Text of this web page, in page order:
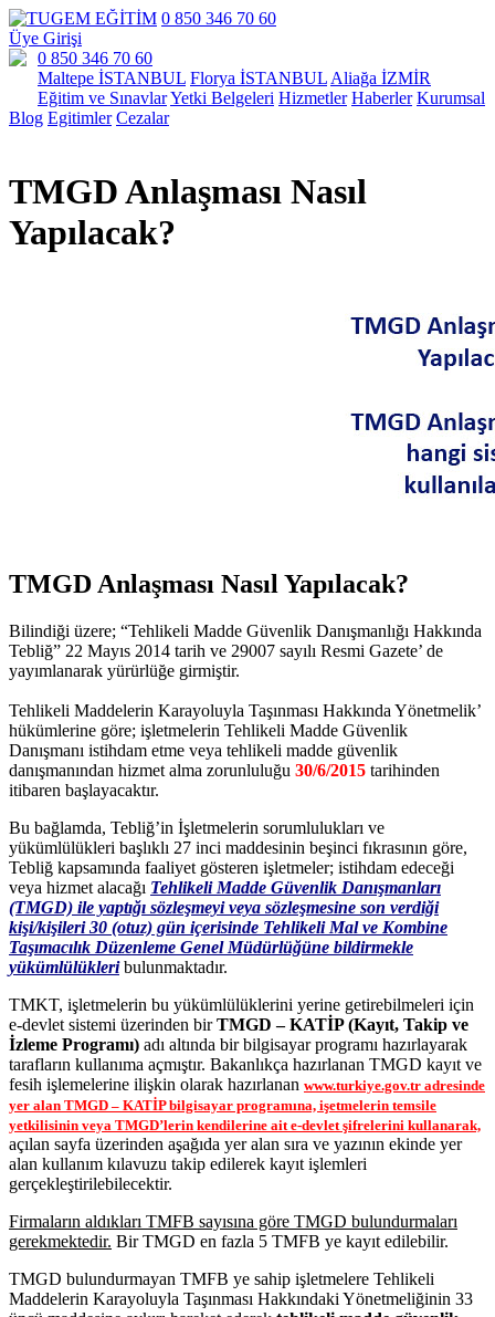
0 850 346 70 60
Üye Girişi
0 850 346 70 60
Maltepe İSTANBUL Florya İSTANBUL Aliağa İZMİR
Eğitim ve SınavlarYetki Belgeleri Hizmetler Haberler Kurumsal
Blog Egitimler Cezalar
TMGD Anlaşması Nasıl
Yapılacak?
TMGD Anlaşması Nasıl Yapılacak?
Bilindiği üzere; “Tehlikeli Madde Güvenlik Danışmanlığı Hakkında
Tebliğ” 22 Mayıs 2014 tarih ve 29007 sayılı Resmi Gazete’ de
yayımlanarak yürürlüğe girmiştir.
Tehlikeli Maddelerin Karayoluyla Taşınması Hakkında Yönetmelik’
hükümlerine göre; işletmelerin Tehlikeli Madde Güvenlik
Danışmanı istihdam etme veya tehlikeli madde güvenlik
danışmanından hizmet alma zorunluluğu 30/6/2015 tarihinden
itibaren başlayacaktır.
Bu bağlamda, Tebliğ’in İşletmelerin sorumlulukları ve
yükümlülükleri başlıklı 27 inci maddesinin beşinci fıkrasının göre,
Tebliğ kapsamında faaliyet gösteren işletmeler; istihdam edeceği
veya hizmet alacağı Tehlikeli Madde Güvenlik Danışmanları
(TMGD) ile yaptığı sözleşmeyi veya sözleşmesine son verdiği
kişi/kişileri 30 (otuz) gün içerisinde Tehlikeli Mal ve Kombine
Taşımacılık Düzenleme Genel Müdürlüğüne bildirmekle
yükümlülükleribulunmaktadır.
TMKT, işletmelerin bu yükümlülüklerini yerine getirebilmeleri için
e-devlet sistemi üzerinden birTMGD – KATİP (Kayıt, Takip ve
İzleme Programı) adı altında bir bilgisayar programı hazırlayarak
tarafların kullanıma açmıştır. Bakanlıkça hazırlanan TMGD kayıt ve
fesih işlemelerine ilişkin olarak hazırlanan www.turkiye.gov.tr adresinde
yer alan TMGD – KATİP bilgisayar programına, işetmelerin temsile
yetkilisinin veya TMGD’lerin kendilerine ait e-devlet şifrelerini kullanarak,
açılan sayfa üzerinden aşağıda yer alan sıra ve yazının ekinde yer
alan kullanım kılavuzu takip edilerek kayıt işlemleri
gerçekleştirilebilecektir.
Firmaların aldıkları TMFB sayısına göre TMGD bulundurmaları
gerekmektedir. Bir TMGD en fazla 5 TMFB ye kayıt edilebilir.
TMGD bulundurmayan TMFB ye sahip işletmelere Tehlikeli
Maddelerin Karayoluyla Taşınması Hakkındaki Yönetmeliğinin 33